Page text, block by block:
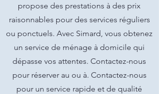
propose des prestations à des prix
raisonnables pour des services réguliers
ou ponctuels. Avec Simard, vous obtenez
un service de ménage à domicile qui
dépasse vos attentes. Contactez-nous
pour réserver au ou à. Contactez-nous
pour un service rapide et de qualité